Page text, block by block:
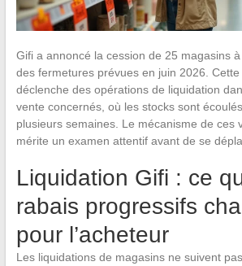
Gifi a annoncé la cession de 25 magasins
des fermetures prévues en juin 2026.
déclenche des opérations de liquidation
vente concernés, où les stocks sont
plusieurs semaines. Le mécanisme de ces
mérite un examen attentif avant de se
Liquidation Gifi : ce
rabais progressifs
pour l’acheteur
Les liquidations de magasins ne suivent